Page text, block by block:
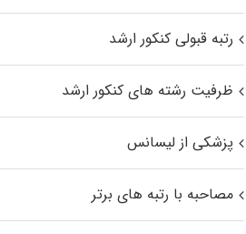
رتبه قبولی کنکور ارشد
ظرفیت رشته های کنکور ارشد
پزشکی از لیسانس
مصاحبه با رتبه های برتر